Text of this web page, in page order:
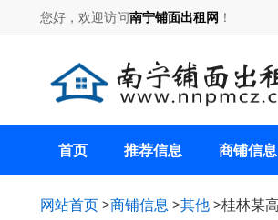
您好，欢迎访问南宁铺面出租网 ！
首页 推荐信息 商铺信息
网站首页>商铺信息 >其他>桂林某